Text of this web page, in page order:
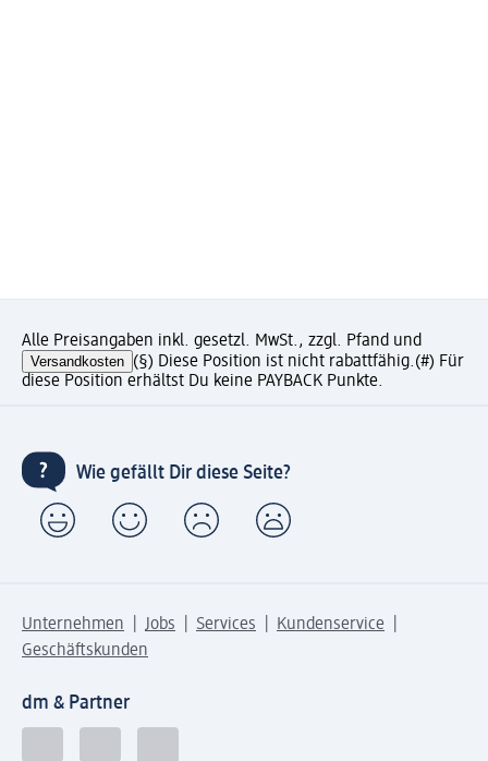
Alle Preisangaben inkl. gesetzl. MwSt., zzgl. Pfand und
Versandkosten (§) Diese Position ist nicht rabattfähig.(#) Für
diese Position erhältst Du keine PAYBACK Punkte.
Wie gefällt Dir diese Seite?
Unternehmen Jobs Services
Kundenservice
Geschäftskunden
dm & Partner